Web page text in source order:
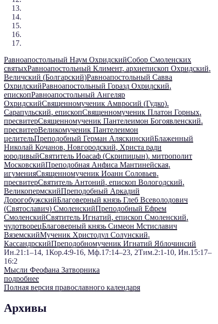
Равноапостольный Наум ОхридскийСобор Смоленских
святыхРавноапостольный Климент, архиепископ Охридский,
Величский (Болгарский)Равноапостольный Савва
ОхридскийРавноапостольный Горазд Охридский,
епископРавноапостольный Ангеляр
ОхридскийСвященномученик Амвросий (Гудко),
Сарапульский, епископСвященномученик Платон Горных,
пресвитерСвященномученик Пантелеимон Богоявленский,
пресвитерВеликомученик Пантелеимон
целительПреподобный Герман АляскинскийБлаженный
Николай Кочанов, Новгородский, Христа ради
юродивыйСвятитель Иоасаф (Скрипицын), митрополит
МосковскийПреподобная Анфиса Мантинейская,
игуменияСвященномученик Иоанн Соловьев,
пресвитерСвятитель Антоний, епископ Вологодский,
ВеликопермскийПреподобный Аркадий
ДорогобужскийБлаговерный князь Глеб Всеволодович
(Святославич) СмоленскийПреподобный Ефрем
СмоленскийСвятитель Игнатий, епископ Смоленский,
чудотворецБлаговерный князь Симеон Мстиславич
ВяземскийМученик Христодул Солунский,
КассандрскийПреподобномученик Игнатий Яблочинсий
Ин.21:1–14, 1Кор.4:9-16, Мф.17:14–23, 2Тим.2:1-10, Ин.15:17–
16:2
Мысли Феофана Затворника
подробнее
Полная версия православного календаря
Архивы